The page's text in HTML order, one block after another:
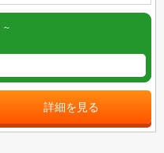
詳細を見る